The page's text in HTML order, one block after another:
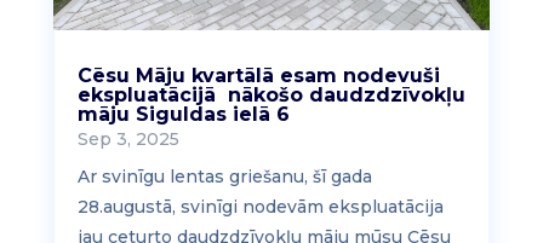
Cēsu Māju kvartālā esam nodevuši
ekspluatācijā nākošo daudzdzīvokļu
māju Siguldas ielā 6
Sep 3, 2025
Ar svinīgu lentas griešanu, šī gada
28.augustā, svinīgi nodevām ekspluatācija
jau ceturto daudzdzīvokļu māju mūsu Cēsu